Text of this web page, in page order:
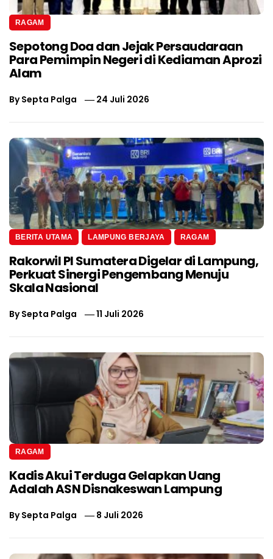
RAGAM
Sepotong Doa dan Jejak Persaudaraan
Para Pemimpin Negeri di Kediaman Aprozi
Alam
BySepta Palga 24 Juli 2026
BERITA UTAMA LAMPUNG BERJAYA RAGAM
Rakorwil PI Sumatera Digelar di Lampung,
Perkuat Sinergi Pengembang Menuju
Skala Nasional
BySepta Palga 11 Juli 2026
RAGAM
Kadis Akui Terduga Gelapkan Uang
Adalah ASN Disnakeswan Lampung
BySepta Palga 8 Juli 2026